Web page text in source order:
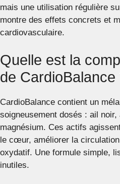
mais une utilisation régulière
montre des effets concrets et
cardiovasculaire.
Quelle est la
de CardioBalance
CardioBalance contient un
soigneusement dosés : ail
magnésium. Ces actifs
le cœur, améliorer la
oxydatif. Une formule simple,
inutiles.